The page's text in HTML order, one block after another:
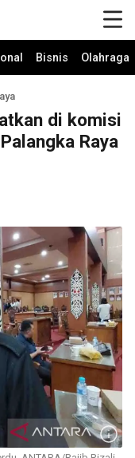
Bisnis Olahraga
di komisi
Raya